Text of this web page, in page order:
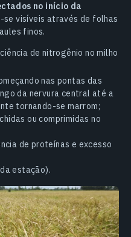
no início da
se visíveis através de folhas
finos.
de nitrogênio no milho
nas pontas das
da nervura central até a
tornando-se marrom;
ou comprimidas no
de proteínas e excesso
estação).